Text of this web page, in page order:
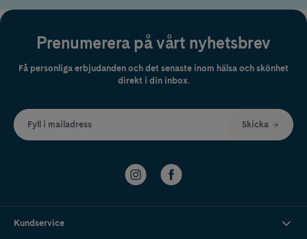
Prenumerera på vårt nyhetsbrev
Få personliga erbjudanden och det senaste inom hälsa och skönhet
direkt i din inbox.
Fyll i mailadress Skicka
Kundservice